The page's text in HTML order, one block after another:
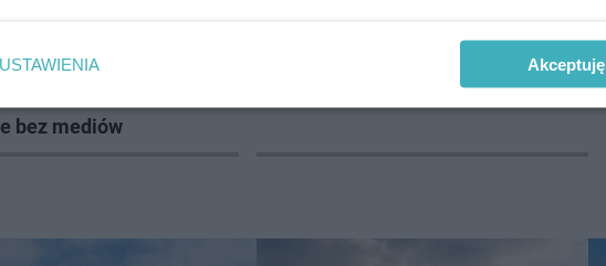
błąd sprzed lat
bez mediów
ESKA Braniewo News. Polub nas
USTAWIENIA Akceptuję